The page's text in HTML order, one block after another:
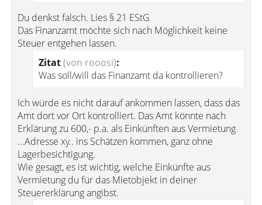
Du denkst falsch. Lies § 21 EStG
Das Finanzamt möchte sich nach Möglichkeit keine
Steuer entgehen lassen.
Zitat(von rooosi):
Was soll/will das Finanzamt da kontrollieren?
Ich würde es nicht darauf ankommen lassen, dass das
Amt dort vor Ort kontrolliert. Das Amt könnte nach
Erklärung zu 600,- p.a. als Einkünften aus Vermietung
...Adresse xy.. ins Schätzen kommen, ganz ohne
Lagerbesichtigung.
Wie gesagt, es ist wichtig, welche Einkünfte aus
Vermietung du für das Mietobjekt in deiner
Steuererklärung angibst.